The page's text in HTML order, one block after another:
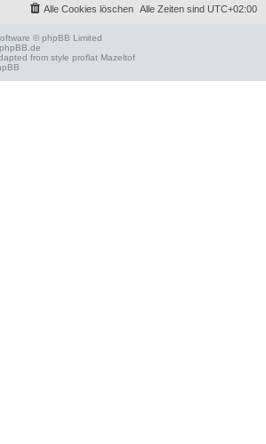
Alle Zeiten sind UTC+02:00
Alle Cookies löschen
© phpBB Limited
phpBB.de
from style proflat Mazeltof